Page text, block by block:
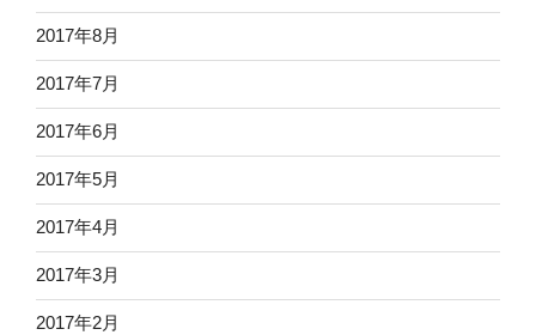
2017年8月
2017年7月
2017年6月
2017年5月
2017年4月
2017年3月
2017年2月